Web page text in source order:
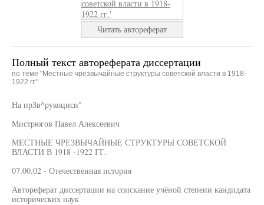
Читать автореферат
Полный текст автореферата диссертации
по теме "Местные чрезвычайные структуры советской власти в 1918-
1922 гг."
На прЗв^рукоциси"
Мистрюгов Павел Алексеевич
МЕСТНЫЕ ЧРЕЗВЫЧАЙНЫЕ СТРУКТУРЫ СОВЕТСКОЙ
ВЛАСТИ В 1918 -1922 ГГ.
07.00.02 - Отечественная история
Автореферат диссертации на соискание учёной степеии кандидата
исторических наук